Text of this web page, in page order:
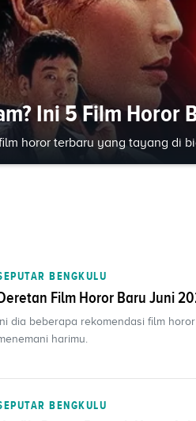
Ini 5 Film Horor
horor terbaru yang tayang di
BENGKULU
Film Horor Baru Juni
Ini dia beberapa rekomendasi film
harimu.
BENGKULU